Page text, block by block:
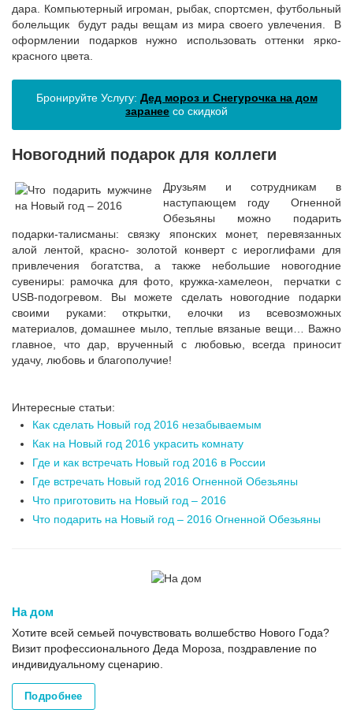
дара. Компьютерный игроман, рыбак, спортсмен, футбольный
болельщик будут рады вещам из мира своего увлечения. В
оформлении подарков нужно использовать оттенки ярко-
красного цвета.
Бронируйте Услугу: Дед мороз и Снегурочка на дом
заранее со скидкой
Новогодний подарок для коллеги
Друзьям и сотрудникам в
наступающем году Огненной
Обезьяны можно подарить
подарки-талисманы: связку японских монет, перевязанных
алой лентой, красно- золотой конверт с иероглифами для
привлечения богатства, а также небольшие новогодние
сувениры: рамочка для фото, кружка-хамелеон, перчатки с
USB-подогревом. Вы можете сделать новогодние подарки
своими руками: открытки, елочки из всевозможных
материалов, домашнее мыло, теплые вязаные вещи… Важно
главное, что дар, врученный с любовью, всегда приносит
удачу, любовь и благополучие!
Интересные статьи:
Как сделать Новый год 2016 незабываемым
Как на Новый год 2016 украсить комнату
Где и как встречать Новый год 2016 в России
Где встречать Новый год 2016 Огненной Обезьяны
Что приготовить на Новый год – 2016
Что подарить на Новый год – 2016 Огненной Обезьяны
На дом
Хотите всей семьей почувствовать волшебство Нового Года?
Визит профессионального Деда Мороза, поздравление по
индивидуальному сценарию.
Подробнее